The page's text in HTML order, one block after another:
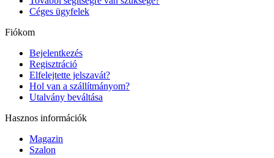
Céges ügyfelek
Fiókom
Bejelentkezés
Regisztráció
Elfelejtette jelszavát?
Hol van a szállítmányom?
Utalvány beváltása
Hasznos információk
Magazin
Szalon